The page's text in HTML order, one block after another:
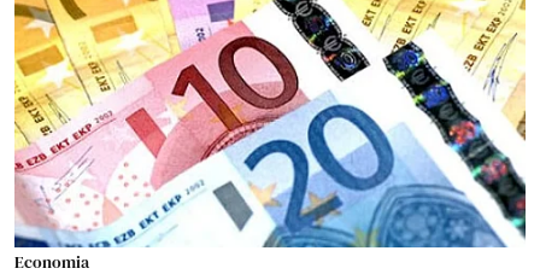
Economia